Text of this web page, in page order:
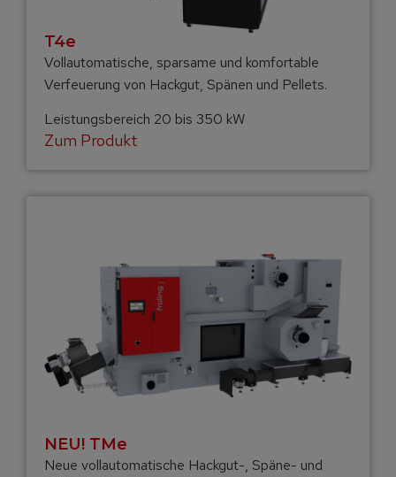
T4e
Vollautomatische, sparsame und komfortable
Verfeuerung von Hackgut, Spänen und Pellets.
Leistungsbereich 20 bis 350 kW
Zum Produkt
NEU! TMe
Neue vollautomatische Hackgut-, Späne- und